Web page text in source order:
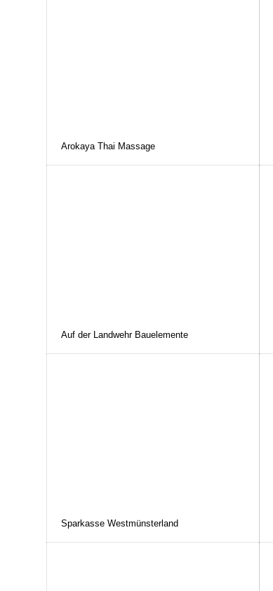
Arokaya Thai Massage
Auf der Landwehr Bauelemente
Sparkasse Westmünsterland